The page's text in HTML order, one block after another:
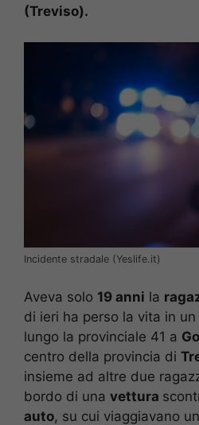
(Treviso).
Incidente stradale (Yeslife.it)
Aveva solo 19 anni la
di ieri ha perso la vita in
lungo la provinciale 41 a
centro della provincia di
insieme ad altre due
bordo di una vettura
auto, su cui viaggiavano